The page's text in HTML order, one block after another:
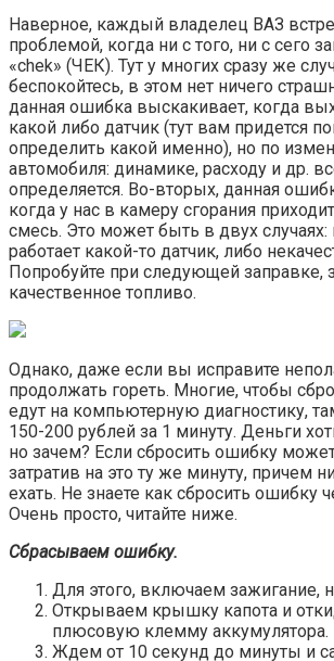
Наверное, каждый владелец ВАЗ
проблемой, когда ни с того, ни с сего
«chek» (ЧЕК). Тут у многих сразу же
беспокойтесь, в этом нет ничего
данная ошибка выскакивает, когда
какой либо датчик (тут вам придется
определить какой именно), но по
автомобиля: динамике, расходу и др.
определяется. Во-вторых, данная
когда у нас в камеру сгорания
смесь. Это может быть в двух случаях:
работает какой-то датчик, либо
Попробуйте при следующей заправке,
качественное топливо.
Однако, даже если вы исправите
продолжать гореть. Многие, чтобы
едут на компьютерную диагностику,
150-200 рублей за 1 минуту. Деньги
но зачем? Если сбросить ошибку
затратив на это ту же минуту, причем
ехать. Не знаете как сбросить ошибку
Очень просто, читайте ниже.
Сбрасываем ошибку.
Для этого, включаем зажигание,
Открываем крышку капота и
плюсовую клемму аккумулятора.
Ждем от 10 секунд до минуты и